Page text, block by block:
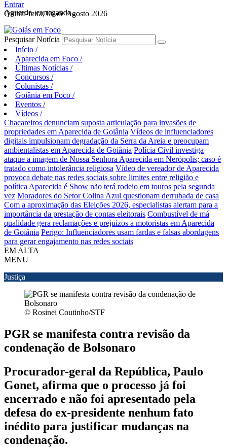
Aguarde, carregando...
Entrar
Quinta-feira, 06 de Agosto 2026
Pesquisar Notícia
Início /
Aparecida em Foco /
Últimas Notícias /
Concursos /
Colunistas /
Goiânia em Foco /
Eventos /
Vídeos /
Chacareiros denunciam suposta articulação para invasões de
propriedades em Aparecida de Goiânia Vídeos de influenciadores
digitais impulsionam degradação da Serra da Areia e preocupam
ambientalistas em Aparecida de Goiânia Polícia Civil investiga
ataque a imagem de Nossa Senhora Aparecida em Nerópolis; caso é
tratado como intolerância religiosa Vídeo de vereador de Aparecida
provoca debate nas redes sociais sobre limites entre religião e
política Aparecida é Show não terá rodeio em touros pela segunda
vez Moradores do Setor Colina Azul questionam derrubada de casa
Com a aproximação das Eleições 2026, especialistas alertam para a
importância da prestação de contas eleitorais Combustível de má
qualidade gera reclamações e prejuízos a motoristas em Aparecida
de Goiânia Perigo: Influenciadores usam fardas e falsas abordagens
para gerar engajamento nas redes sociais
EM ALTA
MENU
Justiça
© Rosinei Coutinho/STF
PGR se manifesta contra revisão da
condenação de Bolsonaro
Procurador-geral da República, Paulo
Gonet, afirma que o processo já foi
encerrado e não foi apresentado pela
defesa do ex-presidente nenhum fato
inédito para justificar mudanças na
condenação.